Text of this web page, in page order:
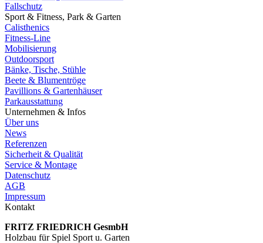
Fallschutz
Sport & Fitness, Park & Garten
Calisthenics
Fitness-Line
Mobilisierung
Outdoorsport
Bänke, Tische, Stühle
Beete & Blumentröge
Pavillions & Gartenhäuser
Parkausstattung
Unternehmen & Infos
Über uns
News
Referenzen
Sicherheit & Qualität
Service & Montage
Datenschutz
AGB
Impressum
Kontakt
FRITZ FRIED­RICH GesmbH
Holzbau für Spiel Sport u. Garten